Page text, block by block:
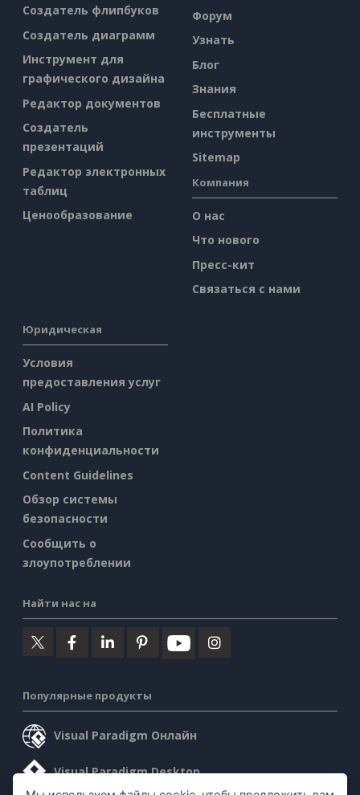
Создатель флипбуков
Создатель диаграмм
Инструмент для
графического дизайна
Редактор документов
Создатель
презентаций
Редактор электронных
таблиц
Ценообразование
Форум
Узнать
Блог
Знания
Бесплатные
инструменты
Sitemap
Компания
О нас
Что нового
Пресс-кит
Связаться с нами
Юридическая
Условия
предоставления услуг
AI Policy
Политика
конфиденциальности
Content Guidelines
Обзор системы
безопасности
Сообщить о
злоупотреблении
Найти нас на
Популярные продукты
Visual Paradigm Онлайн
Visual Paradigm Desktop